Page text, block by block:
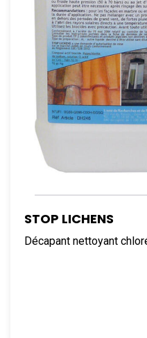
STOP LICHENS
Décapant nettoyant